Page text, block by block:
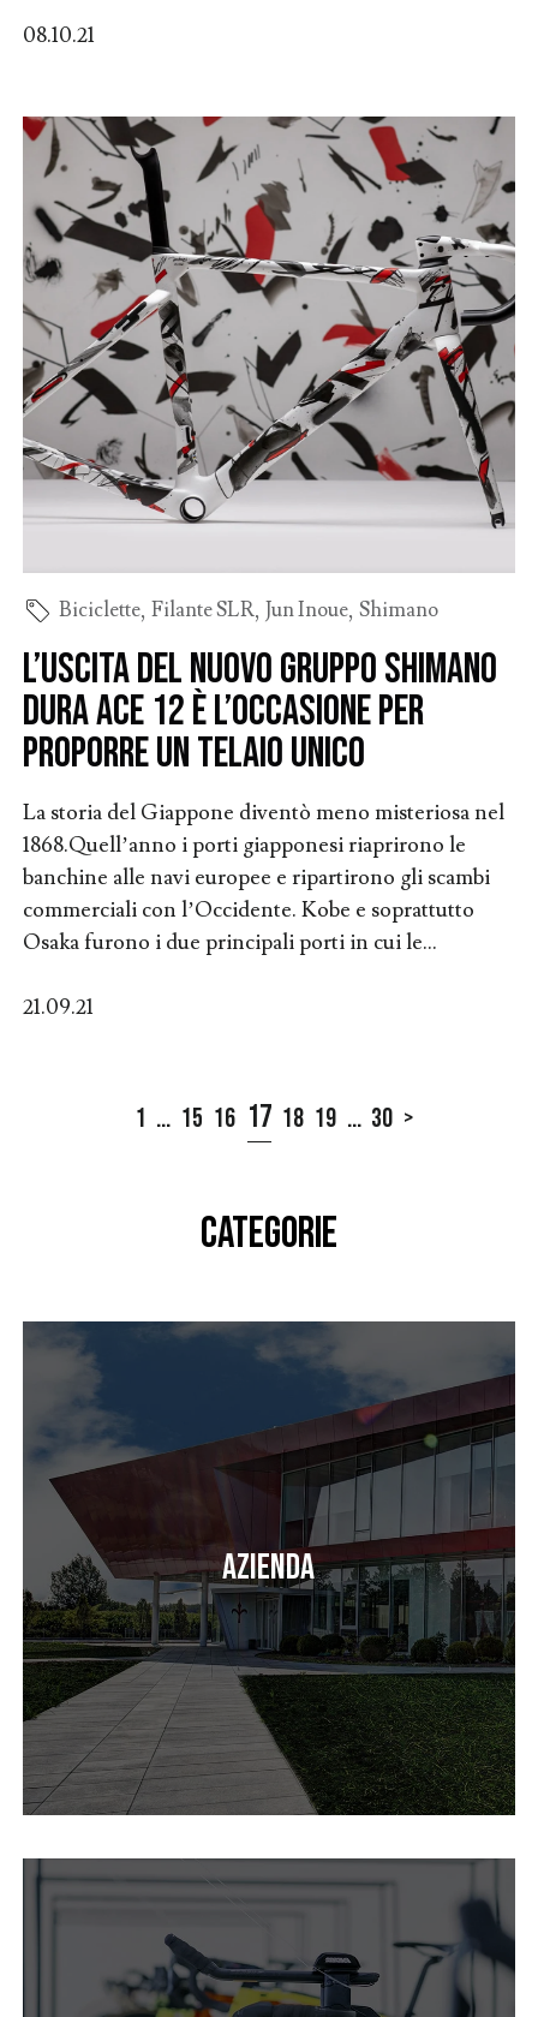
08.10.21
Biciclette, Filante SLR, Jun Inoue, Shimano
L’uscita del nuovo gruppo Shimano
Dura Ace 12 è l’occasione per
proporre un telaio Unico
La storia del Giappone diventò meno misteriosa nel
1868.Quell’anno i porti giapponesi riaprirono le
banchine alle navi europee e ripartirono gli scambi
commerciali con l’Occidente. Kobe e soprattutto
Osaka furono i due principali porti in cui le...
21.09.21
1 ... 15 16 17 18 19 ... 30 >
CATEGORIE
Azienda